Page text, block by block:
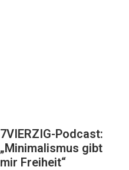
7VIERZIG-Podcast:
„Minimalismus gibt
mir Freiheit“